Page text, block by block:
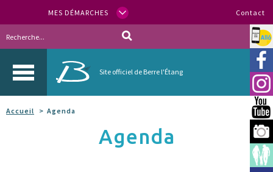
MES DÉMARCHES Contact
Site officiel de Berre l'Étang
Allo
Accueil Agenda
Agenda